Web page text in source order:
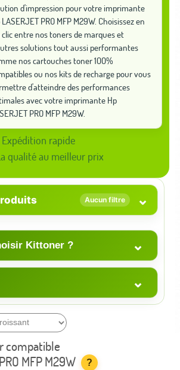
d'impression pour votre imprimante
LASERJET PRO MFP M29W. Choisissez en
entre nos toners de marques et
solutions tout aussi performantes
nos cartouches toner 100%
ou nos kits de recharge pour vous
d'atteindre des performances
avec votre imprimante Hp
PRO MFP M29W.
Expédition rapide
qualité au meilleur prix
Aucun filtre ⌄
Kittoner ? ⌄
⌄
compatible
MFP M29W
?